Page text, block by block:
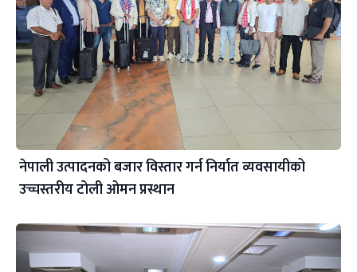
नेपाली उत्पादनको बजार विस्तार गर्न निर्यात व्यवसायीको
उच्चस्तरीय टोली ओमन प्रस्थान